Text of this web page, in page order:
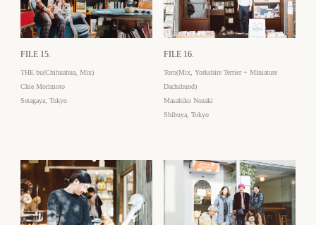
FILE 15.
THE bu(Chihuahua, Mix)
Chie Morimoto
Setagaya, Tokyo
FILE 16.
Toro(Mix, Yorkshire Terrier + Miniature
Dachshund)
Masahiko Nozaki
Shibuya, Tokyo